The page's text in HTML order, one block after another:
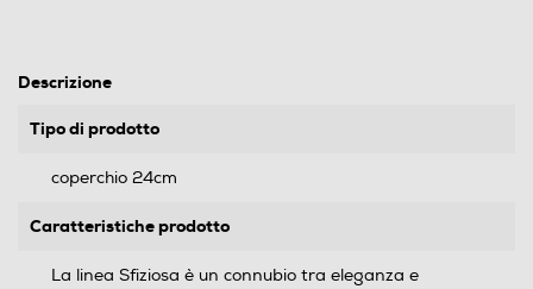
Descrizione
Tipo di prodotto
coperchio 24cm
Caratteristiche prodotto
La linea Sfiziosa è un connubio tra eleganza e